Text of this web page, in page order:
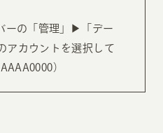
ーの「管理」▶︎「デー
アカウントを選択して
）